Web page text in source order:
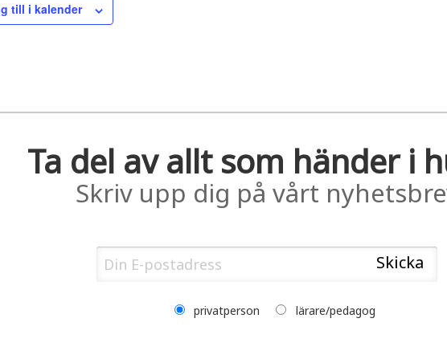
till i kalender
Ta del av allt som händer i
Skriv upp dig på vårt
privatperson lärare/pedagog